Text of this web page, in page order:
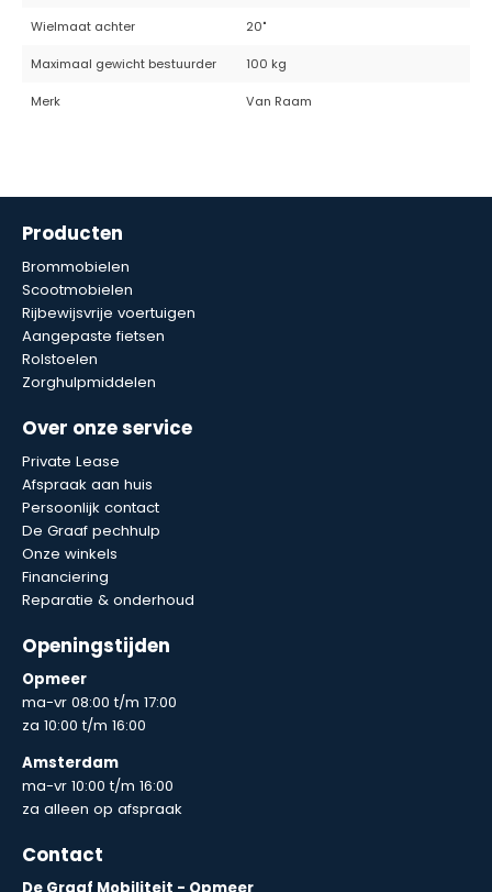
Wielmaat achter 20"
Maximaal gewicht bestuurder 100 kg
Merk Van Raam
Producten
Brommobielen
Scootmobielen
Rijbewijsvrije voertuigen
Aangepaste fietsen
Rolstoelen
Zorghulpmiddelen
Over onze service
Private Lease
Afspraak aan huis
Persoonlijk contact
De Graaf pechhulp
Onze winkels
Financiering
Reparatie & onderhoud
Openingstijden
Opmeer
ma-vr 08:00 t/m 17:00
za 10:00 t/m 16:00
Amsterdam
ma-vr 10:00 t/m 16:00
za alleen op afspraak
Contact